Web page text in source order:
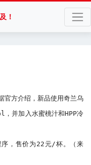
！
官方介绍，新品使用奇兰乌
并加入水蜜桃汁和HPP冷
序，售价为22元/杯。（来